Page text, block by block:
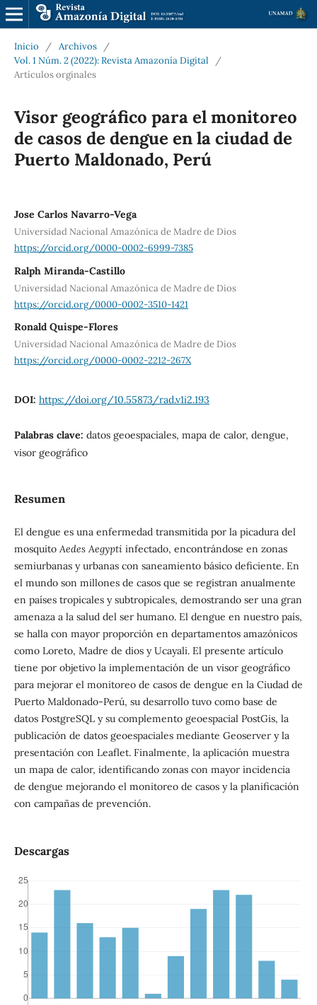
Inicio / Archivos
/
Vol. 1 Núm. 2 (2022): Revista Amazonía Digital
/
Artículos orginales
Visor geográfico para el monitoreo
de casos de dengue en la ciudad de
Puerto Maldonado, Perú
Jose Carlos Navarro-Vega
Universidad Nacional Amazónica de Madre de Dios
https://orcid.org/0000-0002-6999-7385
‪Ralph Miranda-Castillo
Universidad Nacional Amazónica de Madre de Dios
https://orcid.org/0000-0002-3510-1421
Ronald Quispe-Flores
Universidad Nacional Amazónica de Madre de Dios
https://orcid.org/0000-0002-2212-267X
DOI: https://doi.org/10.55873/rad.v1i2.193
Palabras clave: datos geoespaciales, mapa de calor, dengue,
visor geográfico
Resumen
El dengue es una enfermedad transmitida por la picadura del
mosquito Aedes Aegyptiinfectado, encontrándose en zonas
semiurbanas y urbanas con saneamiento básico deficiente. En
el mundo son millones de casos que se registran anualmente
en países tropicales y subtropicales, demostrando ser una gran
amenaza a la salud del ser humano. El dengue en nuestro país,
se halla con mayor proporción en departamentos amazónicos
como Loreto, Madre de dios y Ucayali. El presente artículo
tiene por objetivo la implementación de un visor geográfico
para mejorar el monitoreo de casos de dengue en la Ciudad de
Puerto Maldonado-Perú, su desarrollo tuvo como base de
datos PostgreSQL y su complemento geoespacial PostGis, la
publicación de datos geoespaciales mediante Geoserver y la
presentación con Leaflet. Finalmente, la aplicación muestra
un mapa de calor, identificando zonas con mayor incidencia
de dengue mejorando el monitoreo de casos y la planificación
con campañas de prevención.
Descargas